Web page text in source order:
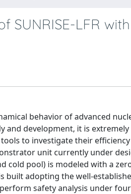
SUNRISE-LFR
behavior of advanced
and development, it is
to investigate their
unit currently under
cold pool) is modeled with a
built adopting the well-
safety analysis under